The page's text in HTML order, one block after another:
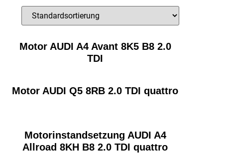
Motor AUDI A4 Avant 8K5 B8 2.0
TDI
Motor AUDI Q5 8RB 2.0 TDI quattro
Motorinstandsetzung AUDI A4
Allroad 8KH B8 2.0 TDI quattro